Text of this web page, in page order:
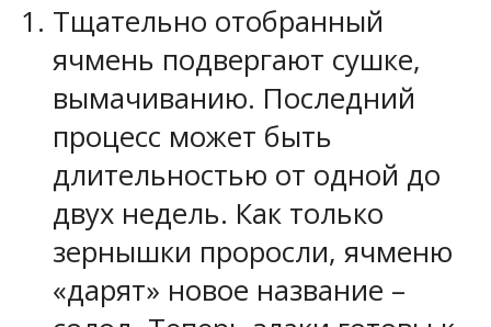
Тщательно отобранный
ячмень подвергают сушке,
вымачиванию. Последний
процесс может быть
длительностью от одной до
двух недель. Как только
зернышки проросли, ячменю
«дарят» новое название –